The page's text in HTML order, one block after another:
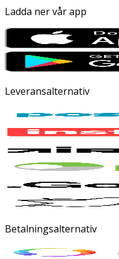
Ladda ner vår app
Leveransalternativ
Betalningsalternativ